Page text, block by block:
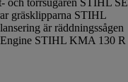
och torrsugaren STIHL SE
gräsklipparna STIHL
är räddningssågen
STIHL KMA 130 R